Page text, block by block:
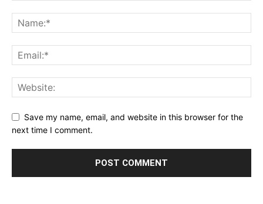
Save my name, email, and website in this browser for the
next time I comment.